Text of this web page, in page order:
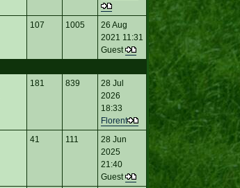
107 1005
26 Aug
2021 11:31
Guest
181 839
28 Jul
2026
18:33
Florent
41 111
28 Jun
2025
21:40
Guest